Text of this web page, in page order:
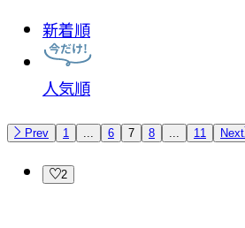
新着順
人気順
Prev 1 6 7 8 11 Next
2